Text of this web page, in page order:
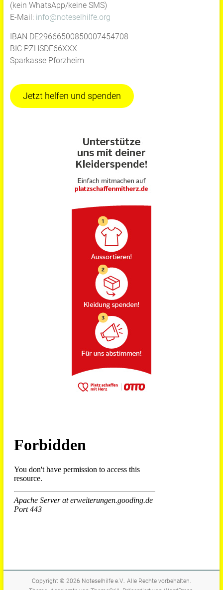
(kein WhatsApp/keine SMS)
E-Mail: info@noteselhilfe.org
IBAN DE29666500850007454708
BIC PZHSDE66XXX
Sparkasse Pforzheim
Jetzt helfen und spenden
Copyright © 2026 Noteselhilfe e.V.. Alle Rechte vorbehalten.